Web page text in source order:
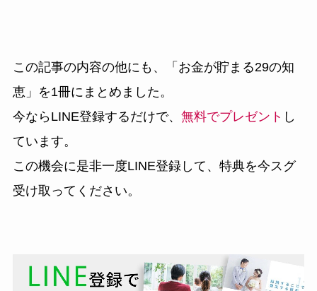
この記事の内容の他にも、
「お金が貯まる29の知
恵」 を1冊にまとめました。
今ならLINE登録するだけで、 無料でプレゼント し
ています。
この機会に是非一度LINE登録して、特典を今スグ
受け取ってください。